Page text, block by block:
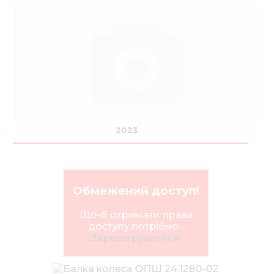
2023
Обмежений доступ!
Що-б отримати права
доступу потрібно -
Зареєструватися!